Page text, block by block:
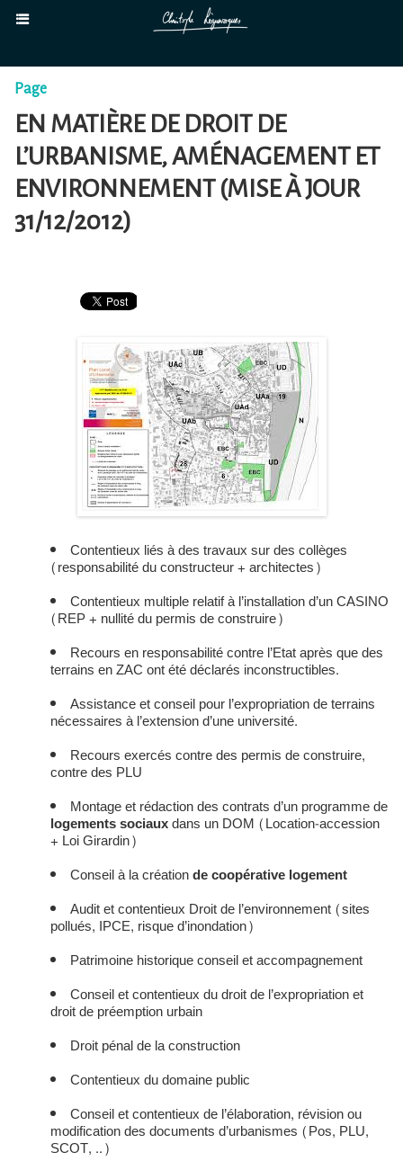
Page
EN MATIÈRE DE DROIT DE
L’URBANISME, AMÉNAGEMENT ET
ENVIRONNEMENT (MISE À JOUR
31/12/2012)
Contentieux liés à des travaux sur des collèges
(responsabilité du constructeur + architectes)
Contentieux multiple relatif à l’installation d’un CASINO
(REP + nullité du permis de construire)
Recours en responsabilité contre l’Etat après que des
terrains en ZAC ont été déclarés inconstructibles.
Assistance et conseil pour l’expropriation de terrains
nécessaires à l’extension d’une université.
Recours exercés contre des permis de construire,
contre des PLU
Montage et rédaction des contrats d’un programme de
logements sociauxdans un DOM (Location-accession
+ Loi Girardin)
Conseil à la créationde coopérative logement
Audit et contentieux Droit de l’environnement (sites
pollués, IPCE, risque d’inondation)
Patrimoine historique conseil et accompagnement
Conseil et contentieux du droit de l’expropriation et
droit de préemption urbain
Droit pénal de la construction
Contentieux du domaine public
Conseil et contentieux de l’élaboration, révision ou
modification des documents d’urbanismes (Pos, PLU,
SCOT, ..)